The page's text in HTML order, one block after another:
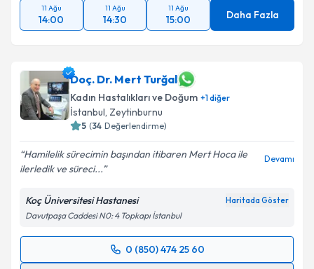
11 Ağu
14:00
11 Ağu
14:30
11 Ağu
15:00 Daha Fazla
Doç. Dr. Mert Turğal
Kadın Hastalıkları ve Doğum +1diğer
İstanbul, Zeytinburnu
5 (34 Değerlendirme)
Hamilelik sürecimin başından itibaren Mert Hoca ile
ilerledik ve süreci...
Devamı
Koç Üniversitesi Hastanesi Haritada Göster
Davutpaşa Caddesi N0: 4 Topkapı İstanbul
0 (850) 474 25 60
Randevu Takvimi Talebi